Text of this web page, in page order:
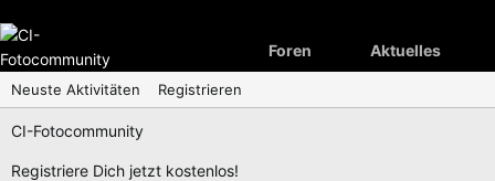
Foren Aktuelles
Neuste Aktivitäten Registrieren
CI-Fotocommunity
Registriere Dich jetzt kostenlos!